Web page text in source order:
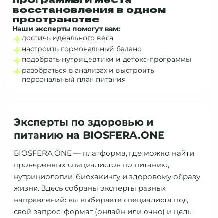
восстановления в одном
пространстве
Наши эксперты помогут вам:
достичь идеального веса
настроить гормональный баланс
подобрать нутрицевтики и детокс‑программы
разобраться в анализах и выстроить
персональный план питания
Эксперты по здоровью и
питанию на BIOSFERA.ONE
BIOSFERA.ONE — платформа, где можно найти
проверенных специалистов по питанию,
нутрициологии, биохакингу и здоровому образу
жизни. Здесь собраны эксперты разных
направлений: вы выбираете специалиста под
свой запрос, формат (онлайн или очно) и цель,